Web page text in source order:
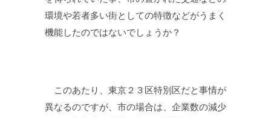
環境や若者多い街としての特徴などがうまく
機能したのではないでしょうか？
このあたり、東京２３区特別区だと事情が
異なるのですが、市の場合は、企業数の減少